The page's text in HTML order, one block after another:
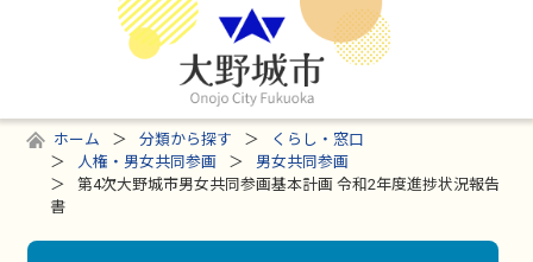
ホーム 分類から探す
くらし・窓口
人権・男女共同参画
男女共同参画
第4次大野城市男女共同参画基本計画 令和2年度進捗状況報告
書